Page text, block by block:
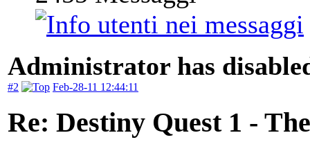
Administrator has
#2 Feb-28-11 12:44:11
Re: Destiny Quest 1 -